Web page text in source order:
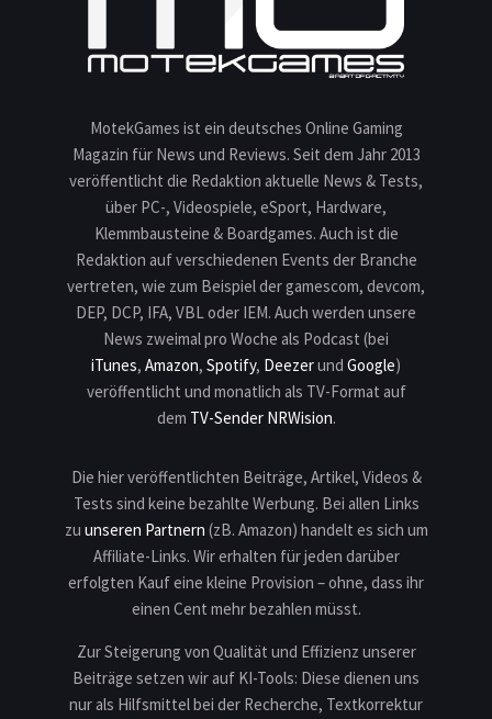
MotekGames ist ein deutsches Online Gaming
Magazin für News und Reviews. Seit dem Jahr 2013
veröffentlicht die Redaktion aktuelle News & Tests,
über PC-, Videospiele, eSport, Hardware,
Klemmbausteine & Boardgames. Auch ist die
Redaktion auf verschiedenen Events der Branche
vertreten, wie zum Beispiel der gamescom, devcom,
DEP, DCP, IFA, VBL oder IEM. Auch werden unsere
News zweimal pro Woche als Podcast (bei
iTunes, Amazon, Spotify, Deezerund Google)
veröffentlicht und monatlich als TV-Format auf
dem TV-Sender NRWision.
Die hier veröffentlichten Beiträge, Artikel, Videos &
Tests sind keine bezahlte Werbung. Bei allen Links
zu unseren Partnern (zB. Amazon) handelt es sich um
Affiliate-Links. Wir erhalten für jeden darüber
erfolgten Kauf eine kleine Provision – ohne, dass ihr
einen Cent mehr bezahlen müsst.
Zur Steigerung von Qualität und Effizienz unserer
Beiträge setzen wir auf KI-Tools: Diese dienen uns
nur als Hilfsmittel bei der Recherche, Textkorrektur